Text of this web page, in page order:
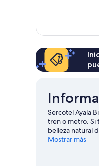
Sercotel Ayala
tren o metro. Si
belleza natural
Puedes
Mostrar más